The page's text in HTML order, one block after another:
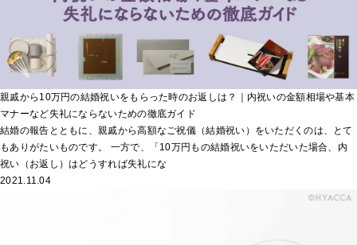
親戚から10万円の結婚祝いをもらった時のお返しは？｜内祝いの金額相場や基本
マナーなど失礼にならないための徹底ガイド
結婚の報告とともに、親戚から高額なご祝儀（結婚祝い）をいただくのは、とて
もありがたいものです。 一方で、「10万円もの結婚祝いをいただいた場合、内
祝い（お返し）はどうすれば失礼にな
2021.11.04